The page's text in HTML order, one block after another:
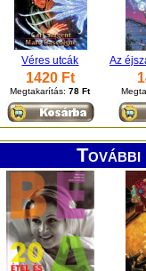
Véres utcák Az
1420 Ft
Megtakarítás:78 Ft